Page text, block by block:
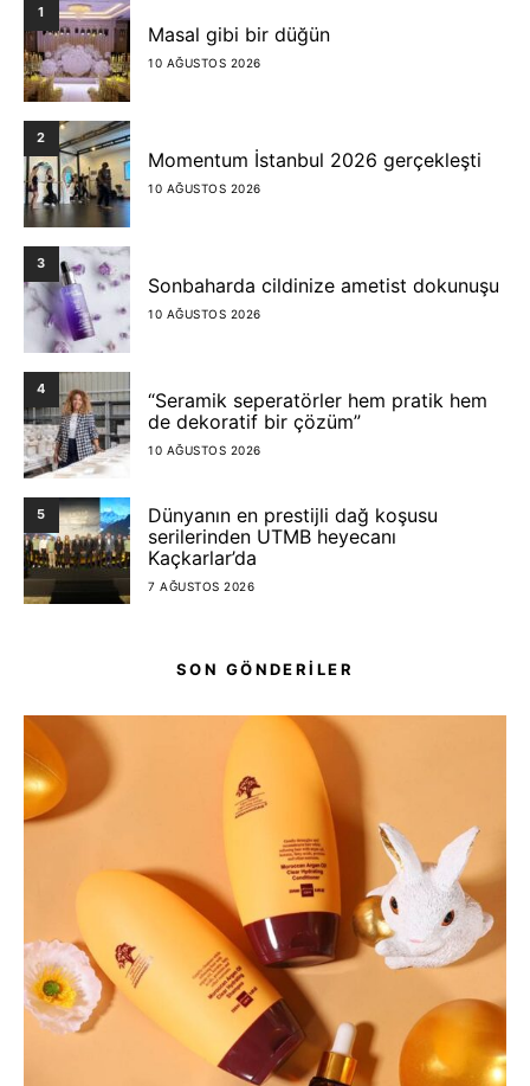
1
Masal gibi bir düğün
10 AĞUSTOS 2026
2
Momentum İstanbul 2026 gerçekleşti
10 AĞUSTOS 2026
3
Sonbaharda cildinize ametist dokunuşu
10 AĞUSTOS 2026
4
“Seramik seperatörler hem pratik hem
de dekoratif bir çözüm”
10 AĞUSTOS 2026
5
Dünyanın en prestijli dağ koşusu
serilerinden UTMB heyecanı
Kaçkarlar’da
7 AĞUSTOS 2026
SON GÖNDERİLER